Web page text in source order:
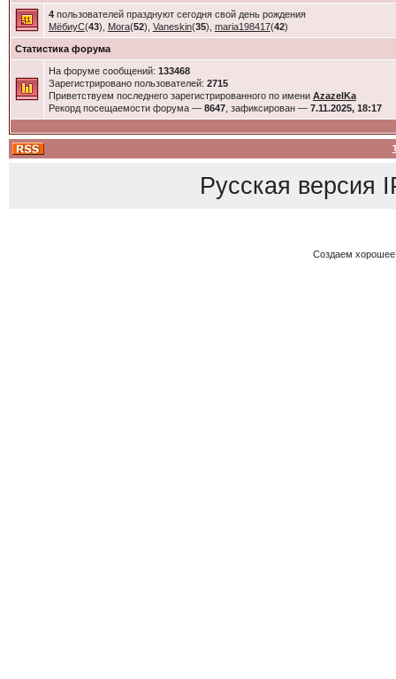
4пользователей празднуют сегодня свой день рождения
МёбиуС(43), Mora(52), Vaneskin(35), maria198417(42)
Статистика форума
На форуме сообщений: 133468
Зарегистрировано пользователей: 2715
Приветствуем последнего зарегистрированного по имени AzazelKa
Рекорд посещаемости форума — 8647, зафиксирован — 7.11.2025, 18:17
Русская версия
Создаем